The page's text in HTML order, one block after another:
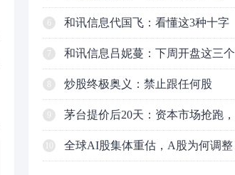
应对方案
和讯信息代国飞：看懂这3种十字
星k线形态
7 和讯信息吕妮蔓：下周开盘这三个
方向，还有仓位的朋友一定要拿稳
了
炒股终极奥义：禁止跟任何股
票“谈恋爱”
茅台提价后20天：资本市场抢跑，
磨底属于现实
全球AI股集体重估，A股为何调整